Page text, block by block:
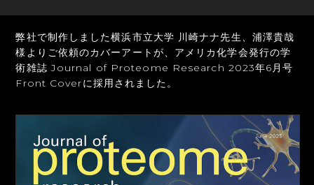
弊社で制作しました横浜市立大学 川崎ナナ先生、浦澤貴哉
様よりご依頼のカバーアートが、 アメリカ化学会発行の学
術雑誌 Journal of Proteome Research 2023年6月号
Front Coverに採用されました。